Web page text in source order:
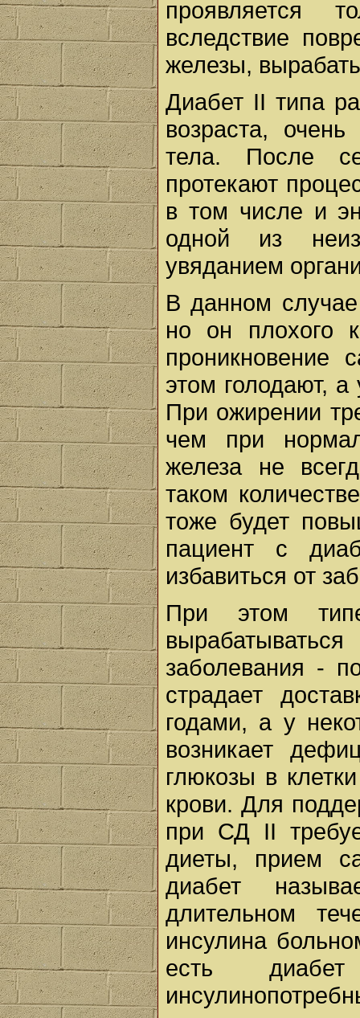
проявляется
вследствие
железы,
Диабет II типа
возраста,
тела. После
протекают
в том числе и
одной из
увяданием
В данном
но он плохого
проникновение
этом голодают,
При ожирении
чем при
железа не
таком
тоже будет
пациент с
избавиться от
При этом
заболевания -
страдает
годами, а у
возникает
глюкозы в
крови. Для
при СД II
диеты, прием
диабет
длительном
инсулина
есть